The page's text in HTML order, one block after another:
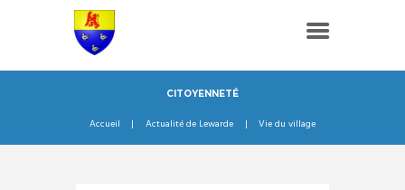
CITOYENNETÉ
Accueil Actualité de Lewarde Vie du village